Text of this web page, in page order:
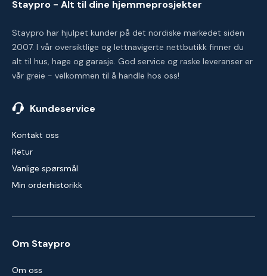
Staypro - Alt til dine hjemmeprosjekter
Staypro har hjulpet kunder på det nordiske markedet siden
2007. I vår oversiktlige og lettnavigerte nettbutikk finner du
alt til hus, hage og garasje. God service og raske leveranser er
vår greie - velkommen til å handle hos oss!
Kundeservice
Kontakt oss
Retur
Vanlige spørsmål
Min orderhistorikk
Om Staypro
Om oss